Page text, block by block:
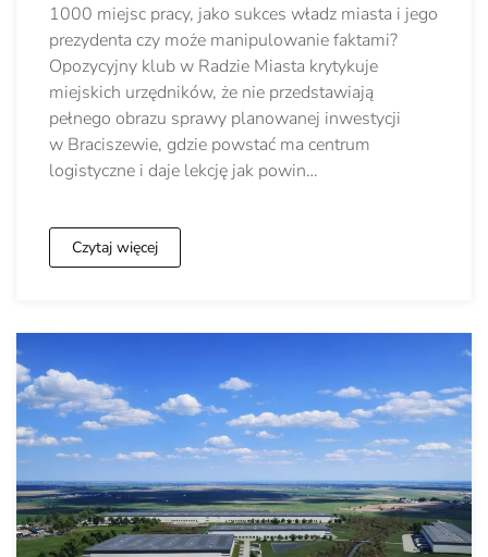
1000 miejsc pracy, jako sukces władz miasta i jego
prezydenta czy może manipulowanie faktami?
Opozycyjny klub w Radzie Miasta krytykuje
miejskich urzędników, że nie przedstawiają
pełnego obrazu sprawy planowanej inwestycji
w Braciszewie, gdzie powstać ma centrum
logistyczne i daje lekcję jak powin…
Czytaj więcej